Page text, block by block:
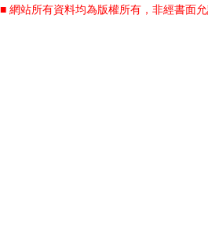
■ 網站所有資料均為版權所有，非經書面允